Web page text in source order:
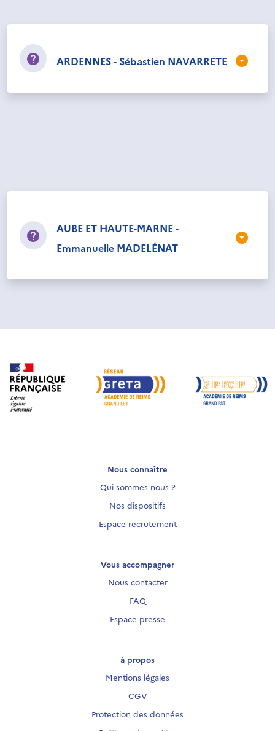
ARDENNES - Sébastien NAVARRETE
AUBE ET HAUTE-MARNE -
Emmanuelle MADELÉNAT
Nous connaître
Qui sommes nous ?
Nos dispositifs
Espace recrutement
Vous accompagner
Nous contacter
FAQ
Espace presse
à propos
Mentions légales
CGV
Protection des données